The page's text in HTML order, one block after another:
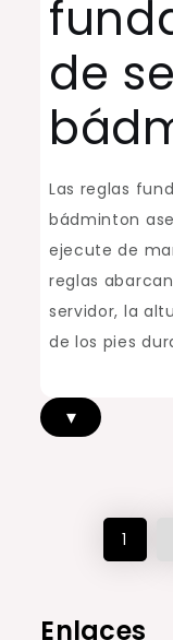
de
Las reglas
bádminton
ejecute de
reglas
servidor, la
de los pies
▾
Posts
1
Enlaces